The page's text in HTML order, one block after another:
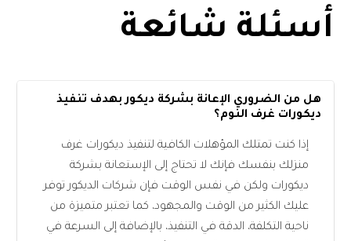
أسئلة شائعة
هل من الضروري الإعانة بشركة ديكور بهدف تنفيذ
ديكورات غرف النوم؟
إذا كنت تمتلك المؤهلات الكافية لتنفيذ ديكورات غرف
منزلك بنفسك فإنك لا تحتاج إلى الإستعانة بشركة
ديكورات ولكن في نفس الوقت فإن شركات الديكور توفر
عليك الكثير من الوقت والمجهود، كما تعتبر متميزة من
ناحية التكلفة، الدقة في التنفيذ، بالإضافة إلى السرعة في